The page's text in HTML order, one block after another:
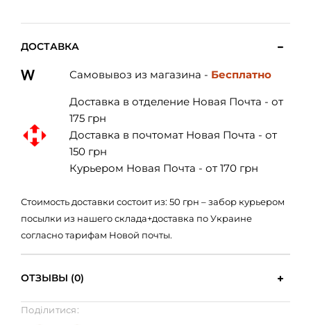
ДОСТАВКА
Самовывоз из магазина - Бесплатно
Доставка в отделение Новая Почта - от
175 грн
Доставка в почтомат Новая Почта - от
150 грн
Курьером Новая Почта - от 170 грн
Стоимость доставки состоит из: 50 грн – забор курьером
посылки из нашего склада+доставка по Украине
согласно тарифам Новой почты.
ОТЗЫВЫ (0)
Поділитися: